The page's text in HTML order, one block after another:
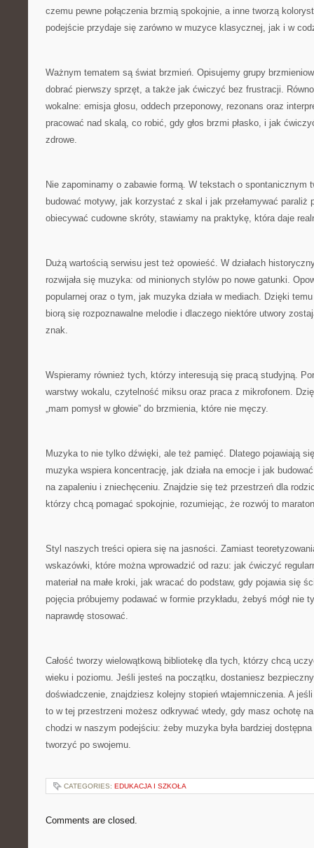
czemu pewne połączenia brzmią spokojnie, a inne tworzą
podejście przydaje się zarówno w muzyce klasycznej, jak i w
Ważnym tematem są świat brzmień. Opisujemy grupy
dobrać pierwszy sprzęt, a także jak ćwiczyć bez frustracji.
wokalne: emisja głosu, oddech przeponowy, rezonans oraz
pracować nad skalą, co robić, gdy głos brzmi płasko, i jak
zdrowe.
Nie zapominamy o zabawie formą. W tekstach o spontanicznym
budować motywy, jak korzystać z skal i jak przełamywać paraliż
obiecywać cudowne skróty, stawiamy na praktykę, która daje
Dużą wartością serwisu jest też opowieść. W działach
rozwijała się muzyka: od minionych stylów po nowe gatunki.
popularnej oraz o tym, jak muzyka działa w mediach. Dzięki
biorą się rozpoznawalne melodie i dlaczego niektóre utwory
znak.
Wspieramy również tych, którzy interesują się pracą studyjną.
warstwy wokalu, czytelność miksu oraz praca z mikrofonem.
„mam pomysł w głowie” do brzmienia, które nie męczy.
Muzyka to nie tylko dźwięki, ale też pamięć. Dlatego pojawiają
muzyka wspiera koncentrację, jak działa na emocje i jak
na zapaleniu i zniechęceniu. Znajdzie się też przestrzeń dla
którzy chcą pomagać spokojnie, rozumiejąc, że rozwój to
Styl naszych treści opiera się na jasności. Zamiast
wskazówki, które można wprowadzić od razu: jak ćwiczyć
materiał na małe kroki, jak wracać do podstaw, gdy pojawia się
pojęcia próbujemy podawać w formie przykładu, żebyś mógł nie
naprawdę stosować.
Całość tworzy wielowątkową bibliotekę dla tych, którzy chcą
wieku i poziomu. Jeśli jesteś na początku, dostaniesz
doświadczenie, znajdziesz kolejny stopień wtajemniczenia. A
to w tej przestrzeni możesz odkrywać wtedy, gdy masz ochotę
chodzi w naszym podejściu: żeby muzyka była bardziej
tworzyć po swojemu.
CATEGORIES: EDUKACJA I SZKOŁA
Comments are closed.